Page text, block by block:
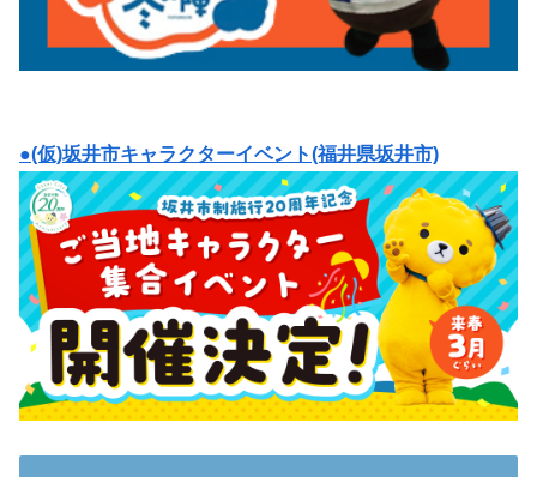
●(仮)坂井市キャラクターイベント(福井県坂井市)